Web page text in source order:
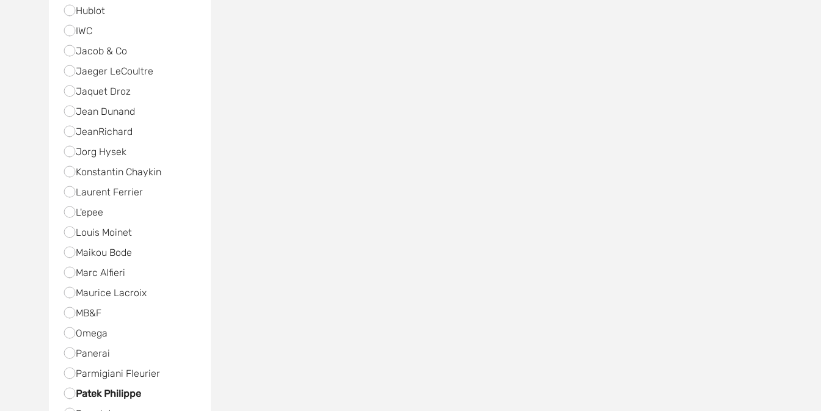
Hublot
IWC
Jacob & Co
Jaeger LeCoultre
Jaquet Droz
Jean Dunand
JeanRichard
Jorg Hysek
Konstantin Chaykin
Laurent Ferrier
L'epee
Louis Moinet
Maikou Bode
Marc Alfieri
Maurice Lacroix
MB&F
Omega
Panerai
Parmigiani Fleurier
Patek Philippe